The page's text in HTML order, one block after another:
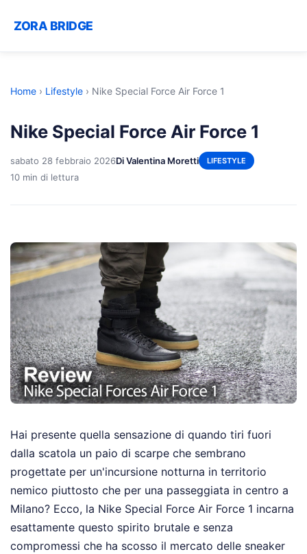
ZORA BRIDGE
Home › Lifestyle › Nike Special Force Air Force 1
Nike Special Force Air Force 1
sabato 28 febbraio 2026Di Valentina Moretti LIFESTYLE
10 min di lettura
Hai presente quella sensazione di quando tiri fuori
dalla scatola un paio di scarpe che sembrano
progettate per un'incursione notturna in territorio
nemico piuttosto che per una passeggiata in centro a
Milano? Ecco, la Nike Special Force Air Force 1 incarna
esattamente questo spirito brutale e senza
compromessi che ha scosso il mercato delle sneaker